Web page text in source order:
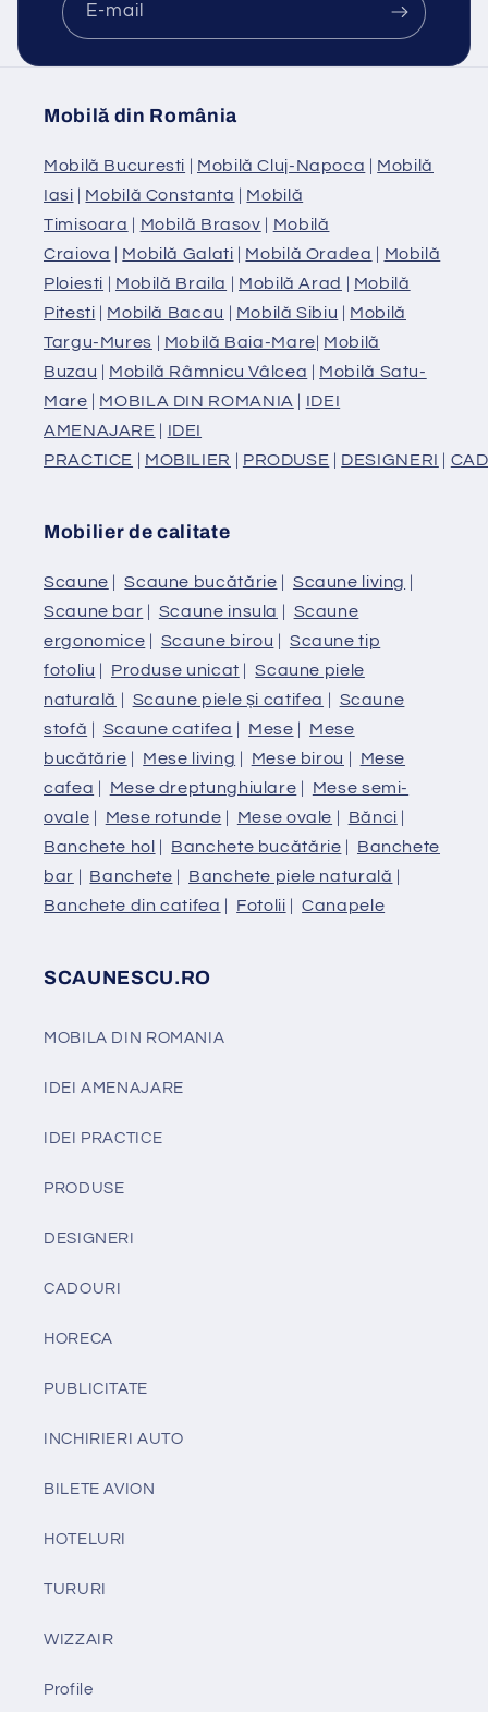
E-mail
Mobilă din România
Mobilă Bucuresti | Mobilă Cluj-Napoca | Mobilă
Iasi | Mobilă Constanta | Mobilă
Timisoara | Mobilă Brasov | Mobilă
Craiova | Mobilă Galati | Mobilă Oradea | Mobilă
Ploiesti | Mobilă Braila | Mobilă Arad | Mobilă
Pitesti | Mobilă Bacau | Mobilă Sibiu | Mobilă
Targu-Mures | Mobilă Baia-Mare| Mobilă
Buzau | Mobilă Râmnicu Vâlcea | Mobilă Satu-
Mare | MOBILA DIN ROMANIA | IDEI
AMENAJARE | IDEI
PRACTICE | MOBILIER | PRODUSE | DESIGNERI |
Mobilier de calitate
Scaune |Scaune bucătărie | Scaune living |
Scaune bar | Scaune insula | Scaune
ergonomice | Scaune birou | Scaune tip
fotoliu | Produse unicat |Scaune piele
naturală | Scaune piele și catifea | Scaune
stofă | Scaune catifea | Mese | Mese
bucătărie | Mese living | Mese birou | Mese
cafea | Mese dreptunghiulare | Mese semi-
ovale | Mese rotunde | Mese ovale | Bănci |
Banchete hol | Banchete bucătărie | Banchete
bar | Banchete | Banchete piele naturală |
Banchete din catifea | Fotolii |Canapele
SCAUNESCU.RO
MOBILA DIN ROMANIA
IDEI AMENAJARE
IDEI PRACTICE
PRODUSE
DESIGNERI
CADOURI
HORECA
PUBLICITATE
INCHIRIERI AUTO
BILETE AVION
HOTELURI
TURURI
WIZZAIR
Profile